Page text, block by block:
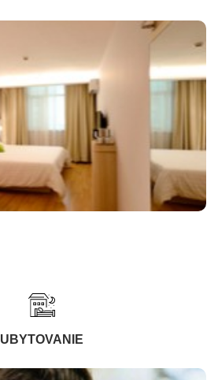
UBYTOVANIE